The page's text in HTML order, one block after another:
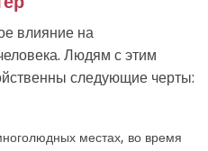
влияние на
Людям с этим
следующие черты:
местах, во время